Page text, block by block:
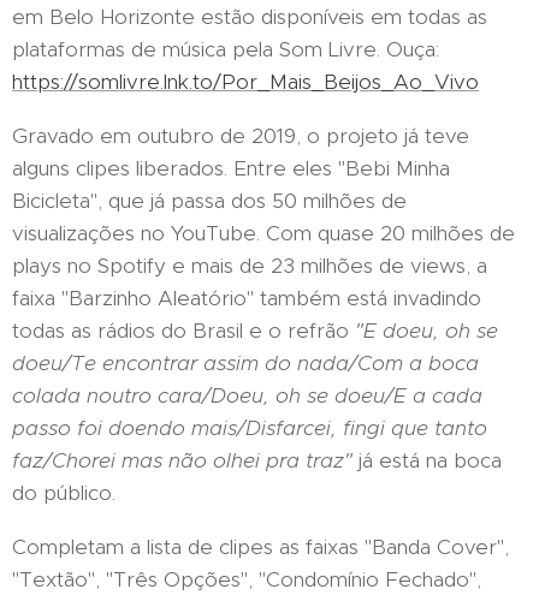
em Belo Horizonte estão disponíveis em todas as
plataformas de música pela Som Livre. Ouça:
https://somlivre.lnk.to/Por_Mais_Beijos_Ao_Vivo
Gravado em outubro de 2019, o projeto já teve
alguns clipes liberados. Entre eles "Bebi Minha
Bicicleta", que já passa dos 50 milhões de
visualizações no YouTube. Com quase 20 milhões de
plays no Spotify e mais de 23 milhões de views, a
faixa "Barzinho Aleatório" também está invadindo
todas as rádios do Brasil e o refrão "E doeu, oh se
doeu/Te encontrar assim do nada/Com a boca
colada noutro cara/Doeu, oh se doeu/E a cada
passo foi doendo mais/Disfarcei, fingi que tanto
faz/Chorei mas não olhei pra traz" já está na boca
do público.
Completam a lista de clipes as faixas "Banda Cover",
"Textão", "Três Opções", "Condomínio Fechado",